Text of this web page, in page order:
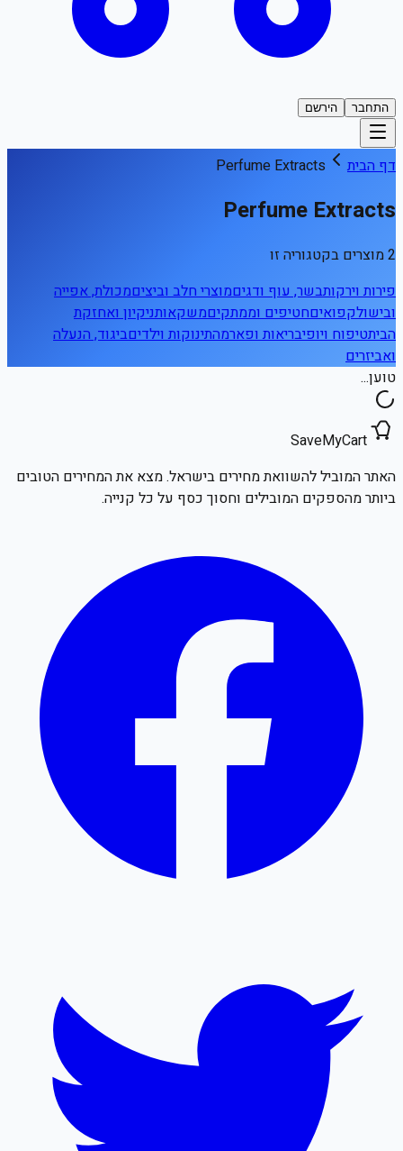
התחבר הירשם
דף הבית Perfume Extracts
Perfume Extracts
2 מוצרים בקטגוריה זו
פירות וירקותבשר, עוף ודגיםמוצרי חלב וביציםמכולת, אפייה
ובישולקפואיםחטיפים וממתקיםמשקאותניקיון ואחזקת
הביתטיפוח ויופיבריאות ופארמהתינוקות וילדיםביגוד, הנעלה
ואביזרים
טוען...
SaveMyCart
האתר המוביל להשוואת מחירים בישראל. מצא את המחירים הטובים
ביותר מהספקים המובילים וחסוך כסף על כל קנייה.